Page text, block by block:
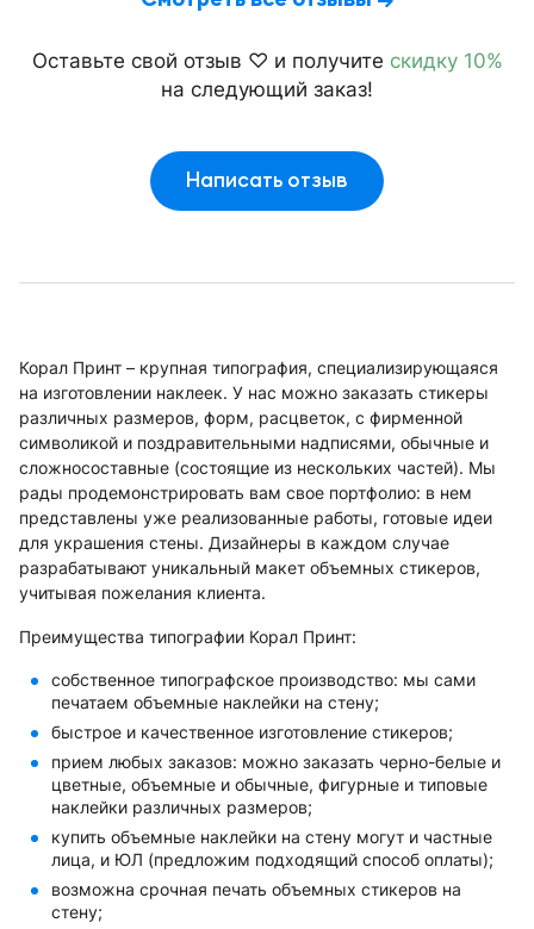
Оставьте свой отзыв ♡ и получите скидку 10%
на следующий заказ!
Написать отзыв
Корал Принт – крупная типография, специализирующаяся
на изготовлении наклеек. У нас можно заказать стикеры
различных размеров, форм, расцветок, с фирменной
символикой и поздравительными надписями, обычные и
сложносоставные (состоящие из нескольких частей). Мы
рады продемонстрировать вам свое портфолио: в нем
представлены уже реализованные работы, готовые идеи
для украшения стены. Дизайнеры в каждом случае
разрабатывают уникальный макет объемных стикеров,
учитывая пожелания клиента.
Преимущества типографии Корал Принт:
собственное типографское производство: мы сами
печатаем объемные наклейки на стену;
быстрое и качественное изготовление стикеров;
прием любых заказов: можно заказать черно-белые и
цветные, объемные и обычные, фигурные и типовые
наклейки различных размеров;
купить объемные наклейки на стену могут и частные
лица, и ЮЛ (предложим подходящий способ оплаты);
возможна срочная печать объемных стикеров на
стену;